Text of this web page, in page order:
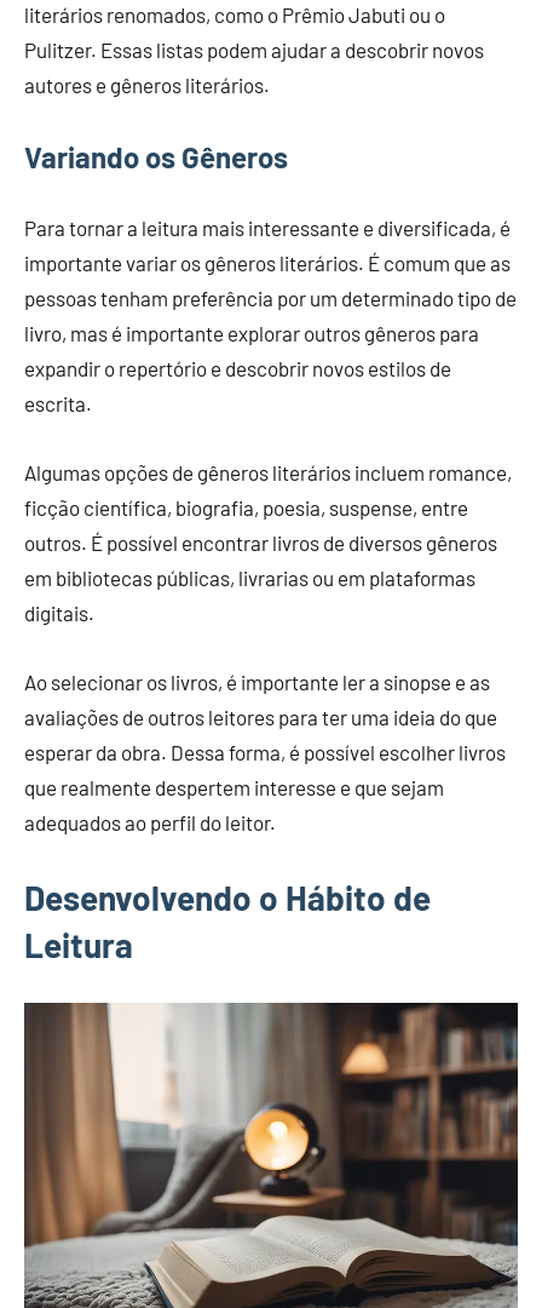
literários renomados, como o Prêmio Jabuti ou o
Pulitzer. Essas listas podem ajudar a descobrir novos
autores e gêneros literários.
Variando os Gêneros
Para tornar a leitura mais interessante e diversificada, é
importante variar os gêneros literários. É comum que as
pessoas tenham preferência por um determinado tipo de
livro, mas é importante explorar outros gêneros para
expandir o repertório e descobrir novos estilos de
escrita.
Algumas opções de gêneros literários incluem romance,
ficção científica, biografia, poesia, suspense, entre
outros. É possível encontrar livros de diversos gêneros
em bibliotecas públicas, livrarias ou em plataformas
digitais.
Ao selecionar os livros, é importante ler a sinopse e as
avaliações de outros leitores para ter uma ideia do que
esperar da obra. Dessa forma, é possível escolher livros
que realmente despertem interesse e que sejam
adequados ao perfil do leitor.
Desenvolvendo o Hábito de
Leitura